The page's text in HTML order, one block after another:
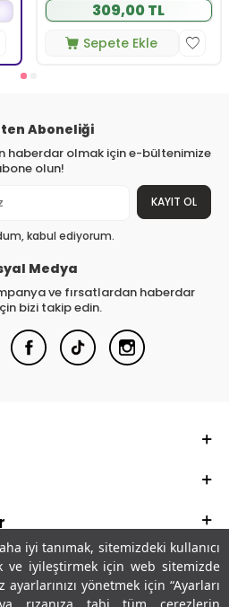
iyi tanımak, sitemizdeki kullanıcı
ve iyileştirmek için web sitemizde
yönetmek için “Ayarları
309,00 TL
Sepete Ekle
Aboneliği
haberdar olmak için e-bültenimize
olun!
KAYIT OL
kabul ediyorum.
Medya
ve fırsatlardan haberdar
bizi takip edin.